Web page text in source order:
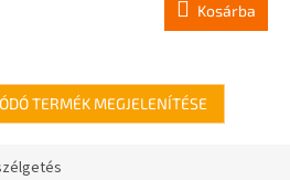
Kosárba
TERMÉK MEGJELENÍTÉSE